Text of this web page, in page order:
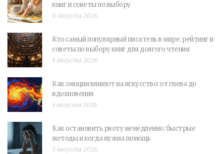
книг и советы по выбору
6 августа 2026
Кто самый популярный писатель в мире: рейтинг и
советы по выбору книг для долгого чтения
8 августа 2026
Как эмоции влияют на искусство: от гнева до
вдохновения
3 августа 2026
Как остановить рвоту немедленно: быстрые
методы и когда нужна помощь
5 августа 2026